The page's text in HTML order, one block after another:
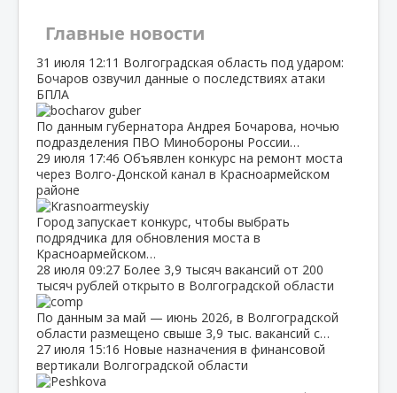
Главные новости
31 июля 12:11 Волгоградская область под ударом:
Бочаров озвучил данные о последствиях атаки
БПЛА
По данным губернатора Андрея Бочарова, ночью
подразделения ПВО Минобороны России…
29 июля 17:46 Объявлен конкурс на ремонт моста
через Волго‑Донской канал в Красноармейском
районе
Город запускает конкурс, чтобы выбрать
подрядчика для обновления моста в
Красноармейском…
28 июля 09:27 Более 3,9 тысяч вакансий от 200
тысяч рублей открыто в Волгоградской области
По данным за май — июнь 2026, в Волгоградской
области размещено свыше 3,9 тыс. вакансий с…
27 июля 15:16 Новые назначения в финансовой
вертикали Волгоградской области